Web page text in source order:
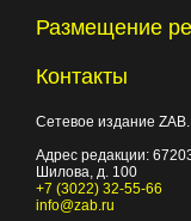
Размещение
Контакты
Сетевое издание
Адрес редакции:
Шилова, д. 100
+7 (3022) 32-55-66
info@zab.ru